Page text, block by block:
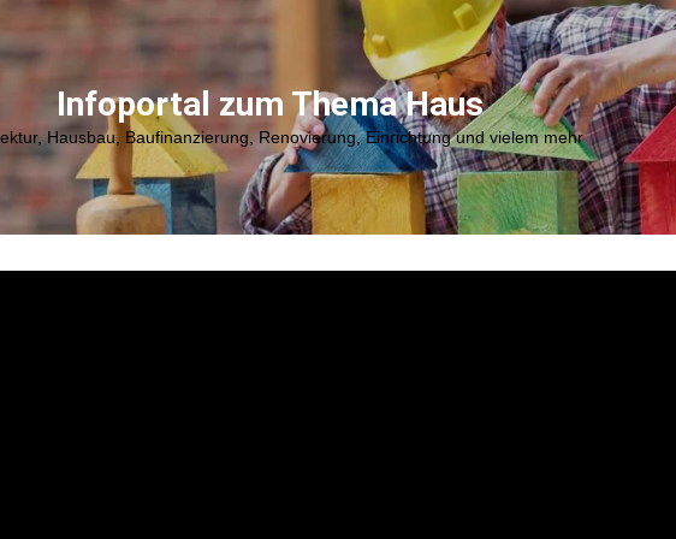
Infoportal zum Thema Haus
Hausbau, Baufinanzierung, Renovierung, Einrichtung und vielem mehr